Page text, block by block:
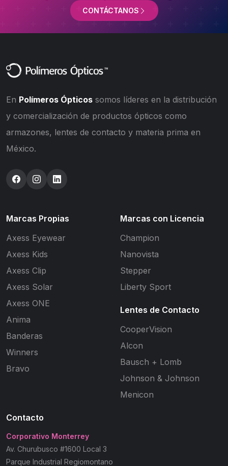
CONTÁCTANOS
En Polímeros Ópticos somos líderes en la distribución
y comercialización de productos ópticos como
armazones, lentes de contacto y materia prima en
México.
Marcas Propias
Axess Eyewear
Axess Kids
Axess Clip
Axess Solar
Axess ONE
Anima
Banderas
Winners
Bravo
Marcas con Licencia
Champion
Nanovista
Stepper
Liberty Sport
Lentes de Contacto
CooperVision
Alcon
Bausch + Lomb
Johnson & Johnson
Menicon
Contacto
Corporativo Monterrey
Av. Churubusco #1600 Local 3
Parque Industrial Regiomontano